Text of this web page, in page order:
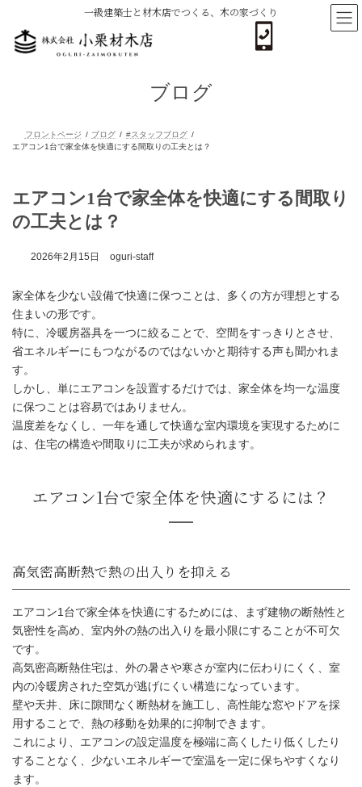
一級建築士と材木店でつくる、木の家づくり
ブログ
エアコン1台で家全体を快適にする間取り
の工夫とは？
2026年2月15日 oguri-staff
家全体を少ない設備で快適に保つことは、多くの方が理想とする
住まいの形です。
特に、冷暖房器具を一つに絞ることで、空間をすっきりとさせ、
省エネルギーにもつながるのではないかと期待する声も聞かれま
す。
しかし、単にエアコンを設置するだけでは、家全体を均一な温度
に保つことは容易ではありません。
温度差をなくし、一年を通して快適な室内環境を実現するために
は、住宅の構造や間取りに工夫が求められます。
エアコン1台で家全体を快適にする
高気密高断熱で熱の出入りを抑える
エアコン1台で家全体を快適にするためには、まず建物の断熱性と
気密性を高め、室内外の熱の出入りを最小限にすることが不可欠
です。
高気密高断熱住宅は、外の暑さや寒さが室内に伝わりにくく、室
内の冷暖房された空気が逃げにくい構造になっています。
壁や天井、床に隙間なく断熱材を施工し、高性能な窓やドアを採
用することで、熱の移動を効果的に抑制できます。
これにより、エアコンの設定温度を極端に高くしたり低くしたり
することなく、少ないエネルギーで室温を一定に保ちやすくなり
ます。